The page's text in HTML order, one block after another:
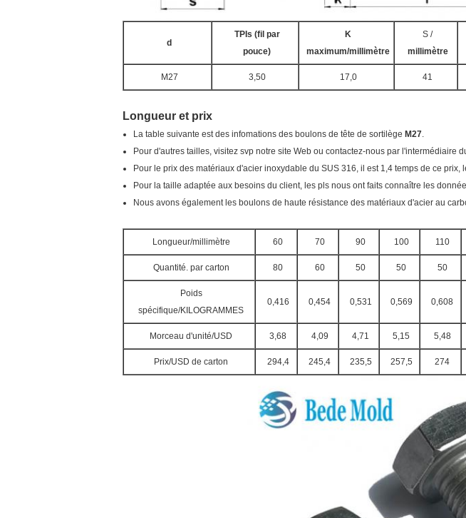
d
TPIs (fil par
pouce)
K
maximum/millimètre
S /
millimètre
M27 3,50 17,0 41
Longueur et prix
La table suivante est des infomations des boulons de tête de sortilège M27.
Pour d'autres tailles, visitez svp notre site Web ou contactez-nous par l'intermédiaire
Pour le prix des matériaux d'acier inoxydable du SUS 316, il est 1,4 temps de ce
Pour la taille adaptée aux besoins du client, les pls nous ont faits connaître les
Nous avons également les boulons de haute résistance des matériaux d'acier au
Longueur/millimètre 60 70 90 100 110
Quantité. par carton 80 60 50 50 50
Poids
spécifique/KILOGRAMMES
0,416 0,454 0,531 0,569 0,608
Morceau d'unité/USD 3,68 4,09 4,71 5,15 5,48
Prix/USD de carton 294,4 245,4 235,5 257,5 274